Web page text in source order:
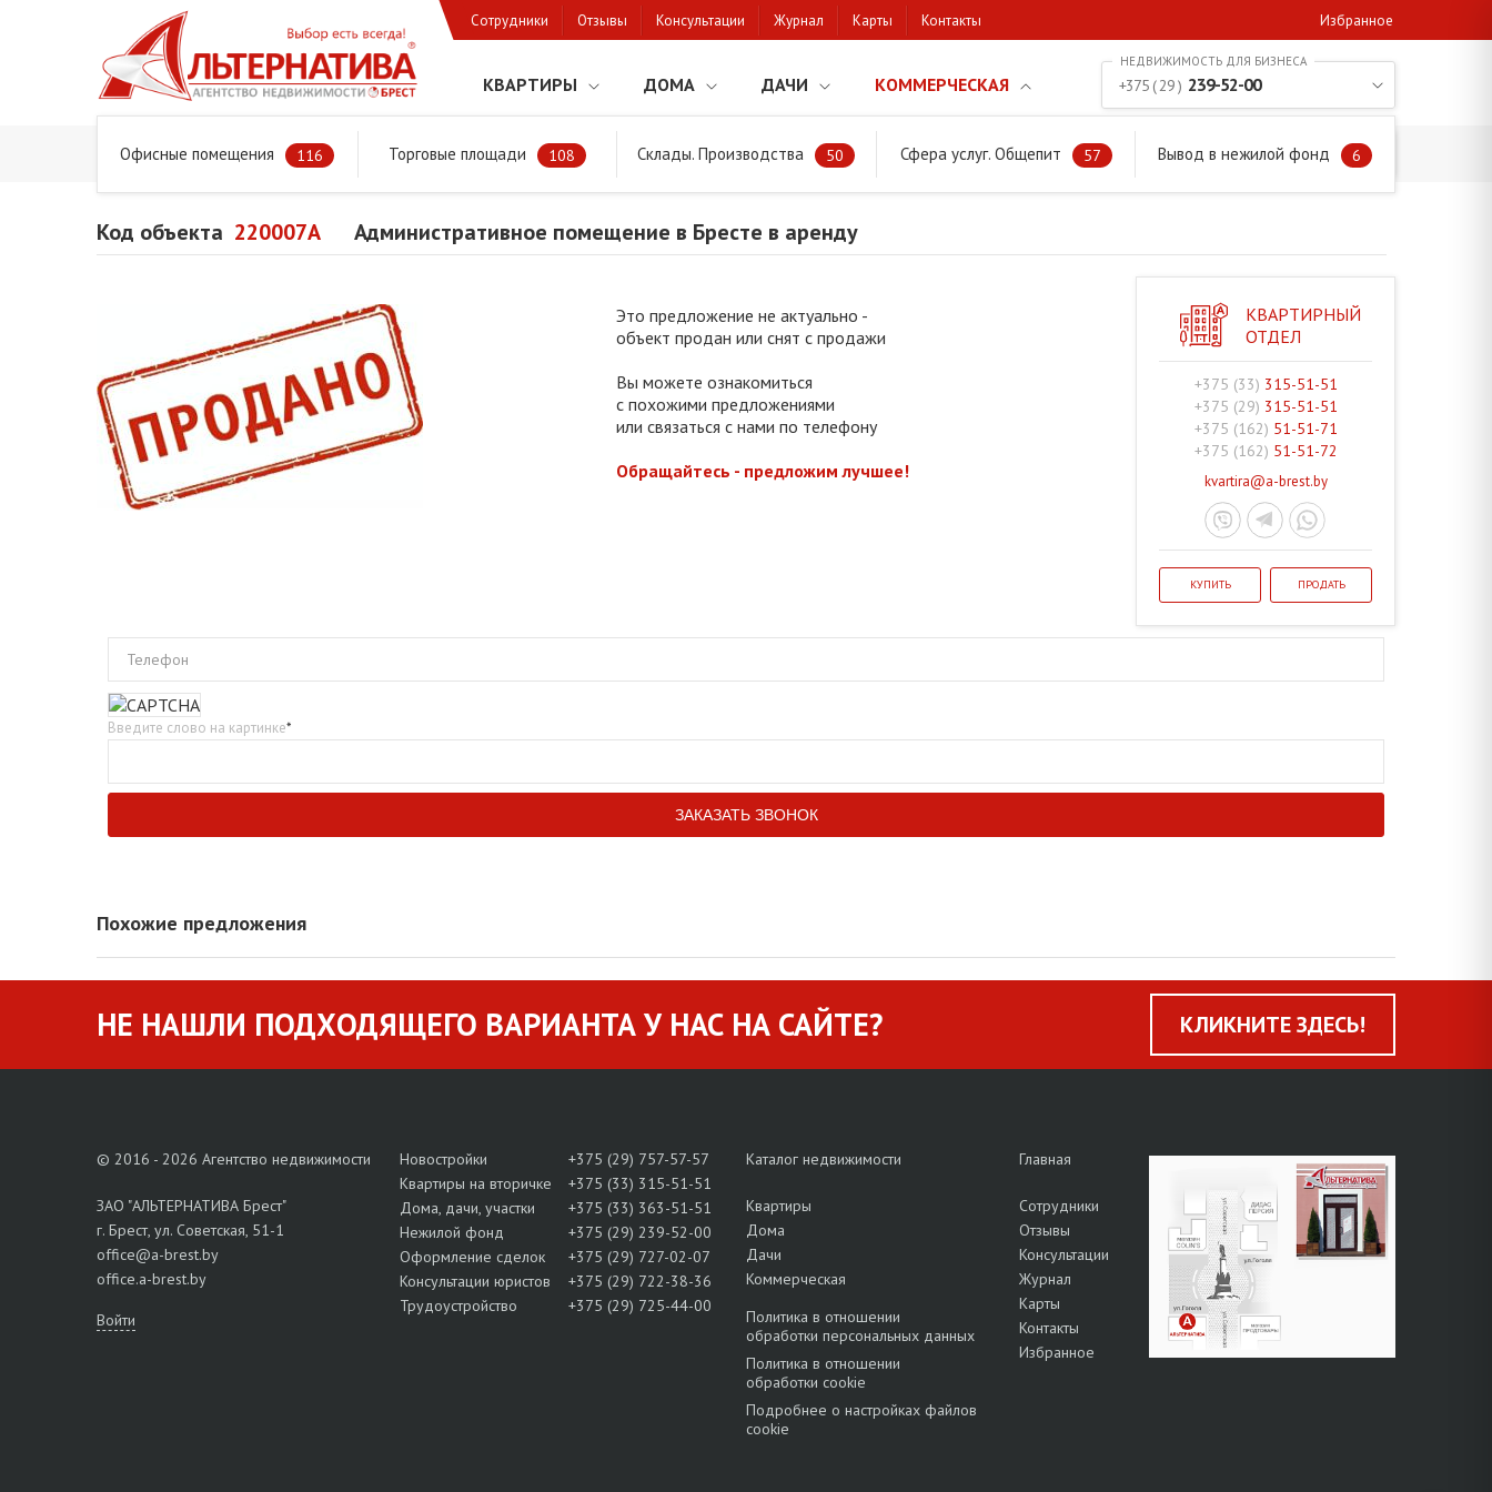
Сотрудники Отзывы Консультации Журнал Карты Контакты Избранное
КВАРТИРЫ ДОМА ДАЧИ КОММЕРЧЕСКАЯ
Офисные помещения 116 Торговые площади 108 Склады. Производства 50 Сфера услуг. Общепит 57 Вывод в нежилой фонд 6
+375 ( 29 ) 239-52-00
Главная Предложения Коммерческая недвижимость Административное помещение в Бресте в аренду
Код объекта 220007A Административное помещение в Бресте в аренду
Это предложение не актуально -
объект продан или снят с продажи
Вы можете ознакомиться
с похожими предложениями
или связаться с нами по телефону
Обращайтесь - предложим лучшее!
КВАРТИРНЫЙ
ОТДЕЛ
+375 (33) 315-51-51
+375 (29) 315-51-51
+375 (162) 51-51-71
+375 (162) 51-51-72
kvartira@a-brest.by
КУПИТЬ ПРОДАТЬ
Телефон
Введите слово на картинке*
Похожие предложения
НЕ НАШЛИ ПОДХОДЯЩЕГО ВАРИАНТА У НАС НА САЙТЕ? КЛИКНИТЕ ЗДЕСЬ!
© 2016 - 2026 Агентство недвижимости
ЗАО "АЛЬТЕРНАТИВА Брест"
г. Брест, ул. Советская, 51-1
office@a-brest.by
office.a-brest.by
Войти
Новостройки
+375 (29) 757-57-57
Квартиры на вторичке
+375 (33) 315-51-51
Дома, дачи, участки
+375 (33) 363-51-51
Нежилой фонд
+375 (29) 239-52-00
Оформление сделок
+375 (29) 727-02-07
Консультации юристов
+375 (29) 722-38-36
Трудоустройство
+375 (29) 725-44-00
Каталог недвижимости
Квартиры
Дома
Дачи
Коммерческая
Политика в отношении
обработки персональных данных
Политика в отношении
обработки cookie
Подробнее о настройках файлов
cookie
Главная
Сотрудники
Отзывы
Консультации
Журнал
Карты
Контакты
Избранное